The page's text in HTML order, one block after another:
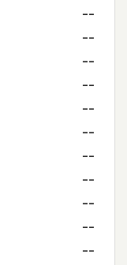
--
--
--
--
--
--
--
--
--
--
--